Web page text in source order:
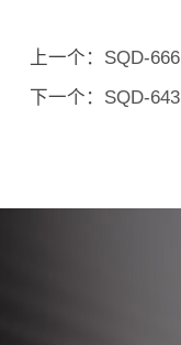
上一个： SQD-666
下一个： SQD-643